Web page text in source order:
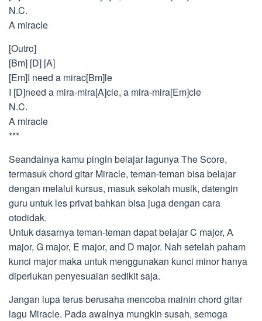
N.C.
A miracle
[Outro]
[Bm] [D] [A]
[Em]I need a mirac[Bm]le
I [D]need a mira-mira[A]cle, a mira-mira[Em]cle
N.C.
A miracle
***
Seandainya kamu pingin belajar lagunya The Score,
termasuk chord gitar Miracle, teman-teman bisa belajar
dengan melalui kursus, masuk sekolah musik, datengin
guru untuk les privat bahkan bisa juga dengan cara
otodidak.
Untuk dasarnya teman-teman dapat belajar C major, A
major, G major, E major, and D major. Nah setelah paham
kunci major maka untuk menggunakan kunci minor hanya
diperlukan penyesuaian sedikit saja.
Jangan lupa terus berusaha mencoba mainin chord gitar
lagu Miracle. Pada awalnya mungkin susah, semoga